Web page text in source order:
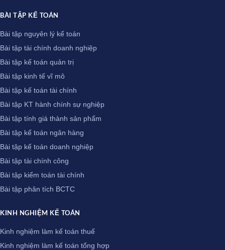
BÀI TẬP KẾ TOÁN
Bài tập nguyên lý kế toán
Bài tập tài chính doanh nghiệp
Bài tập kế toán quản trị
Bài tập kinh tế vĩ mô
Bài tập kế toán tài chính
Bài tập KT hành chính sự nghiệp
Bài tập tính giá thành sản phẩm
Bài tập kế toán ngân hàng
Bài tập kế toán doanh nghiệp
Bài tập tài chính công
Bài tập kiểm toán tài chính
Bài tập phân tích BCTC
KINH NGHIỆM KẾ TOÁN
Kinh nghiệm làm kế toán thuế
Kinh nghiệm làm kế toán tổng hợp